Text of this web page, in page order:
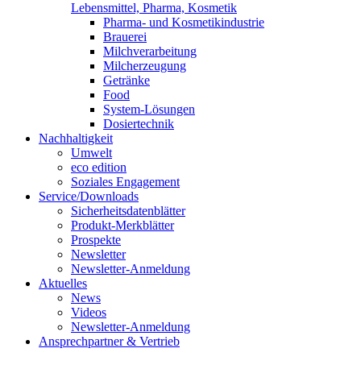
Lebensmittel, Pharma, Kosmetik
Pharma- und Kosmetikindustrie
Brauerei
Milchverarbeitung
Milcherzeugung
Getränke
Food
System-Lösungen
Dosiertechnik
Nachhaltigkeit
Umwelt
eco edition
Soziales Engagement
Service/Downloads
Sicherheitsdatenblätter
Produkt-Merkblätter
Prospekte
Newsletter
Newsletter-Anmeldung
Aktuelles
News
Videos
Newsletter-Anmeldung
Ansprechpartner & Vertrieb